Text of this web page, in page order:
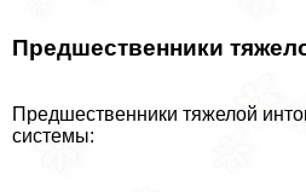
Предшественники
Предшественники тяжелой
системы: